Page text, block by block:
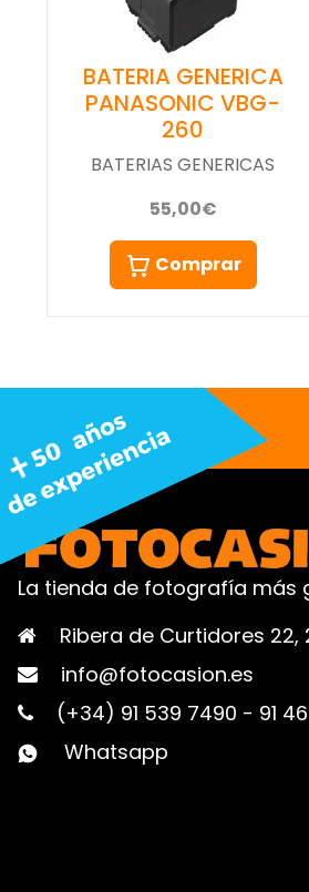
BATERIA GENERICA
PANASONIC VBG-
260
BATERIAS GENERICAS
55,00€
Comprar
La tienda de fotografía más
Ribera de Curtidores 22,
info@fotocasion.es
(+34) 91 539 7490 - 91
Whatsapp